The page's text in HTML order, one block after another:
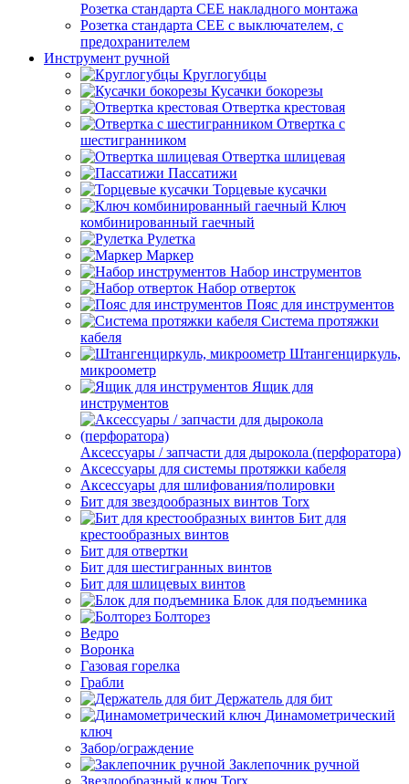
Розетка стандарта СЕЕ накладного монтажа
Розетка стандарта СЕЕ с выключателем, с
предохранителем
Инструмент ручной
Круглогубцы
Кусачки бокорезы
Отвертка крестовая
Отвертка с
шестигранником
Отвертка шлицевая
Пассатижи
Торцевые кусачки
Ключ
комбинированный гаечный
Рулетка
Маркер
Набор инструментов
Набор отверток
Пояс для инструментов
Система протяжки
кабеля
Штангенциркуль,
микроометр
Ящик для
инструментов
Аксессуары / запчасти для дырокола (перфоратора)
Аксессуары для системы протяжки кабеля
Аксессуары для шлифования/полировки
Бит для звездообразных винтов Torx
Бит для
крестообразных винтов
Бит для отвертки
Бит для шестигранных винтов
Бит для шлицевых винтов
Блок для подъемника
Болторез
Ведро
Воронка
Газовая горелка
Грабли
Держатель для бит
Динамометрический
ключ
Забор/ограждение
Заклепочник ручной
Звездообразный ключ Torx